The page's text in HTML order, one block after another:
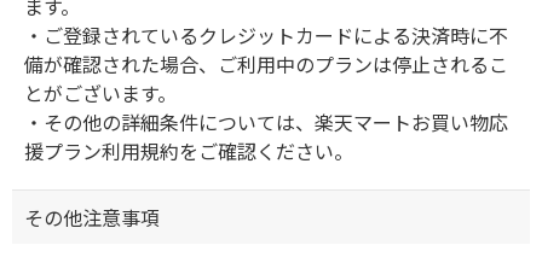
ます。
・ご登録されているクレジットカードによる決済時に不
備が確認された場合、ご利用中のプランは停止されるこ
とがございます。
・その他の詳細条件については、楽天マートお買い物応
援プラン利用規約をご確認ください。
その他注意事項